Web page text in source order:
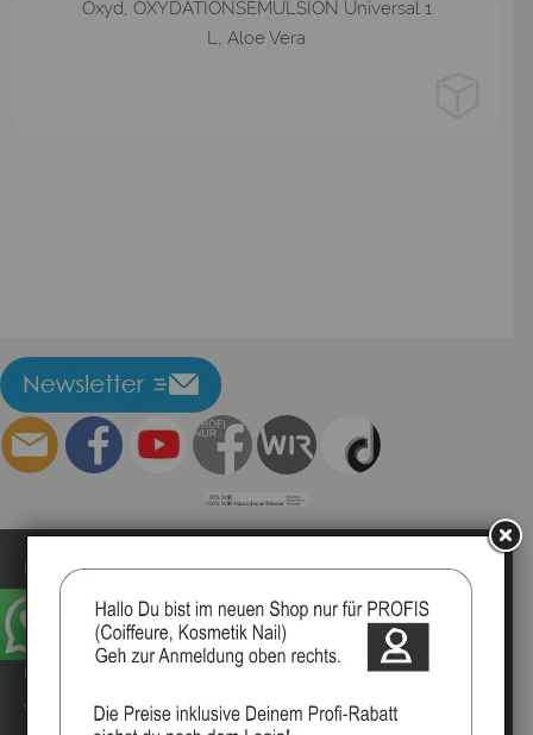
Oxyd, OXYDATIONSEMULSION Universal 1
L, Aloe Vera
Impressum
Kontakt
Anmelden
Über uns
Video`s